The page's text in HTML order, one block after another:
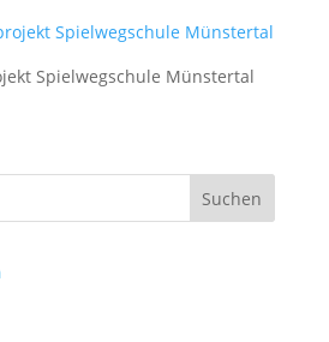
Spielwegschule Münstertal